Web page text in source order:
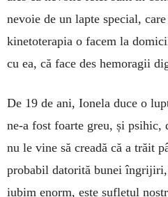
nevoie de un lapte special,
kinetoterapia o facem la
cu ea, că face des hemoragii
De 19 de ani, Ionela duce o
ne-a fost foarte greu, și
nu le vine să creadă că a trăit
probabil datorită bunei
iubim enorm, este sufletul